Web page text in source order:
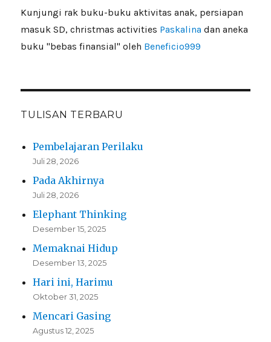
Kunjungi rak buku-buku aktivitas anak, persiapan
masuk SD, christmas activities Paskalinadan aneka
buku "bebas finansial" oleh Beneficio999
TULISAN TERBARU
Pembelajaran Perilaku
Juli 28, 2026
Pada Akhirnya
Juli 28, 2026
Elephant Thinking
Desember 15, 2025
Memaknai Hidup
Desember 13, 2025
Hari ini, Harimu
Oktober 31, 2025
Mencari Gasing
Agustus 12, 2025